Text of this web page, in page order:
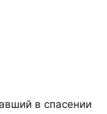
в спасении